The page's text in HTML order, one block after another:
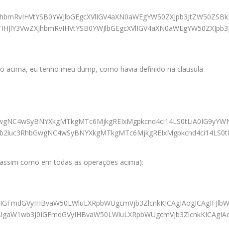
eu tenho meu dump, como havia definido na clausula
como em todas as operações acima):